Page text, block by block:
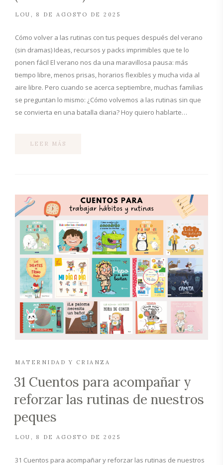
LOU 8 DE AGOSTO DE 2025
Cómo volver a las rutinas con tus peques después del verano
(sin dramas) Ideas, recursos y packs imprimibles que te lo
ponen fácil El verano nos da una maravillosa pausa: más
tiempo libre, menos prisas, horarios flexibles y mucha vida al
aire libre. Pero cuando se acerca septiembre, muchas familias
se preguntan lo mismo: ¿Cómo volvemos a las rutinas sin que
se convierta en una batalla diaria? Hoy quiero hablarte…
LEER MÁS
MATERNIDAD Y CRIANZA
31 Cuentos para acompañar y
reforzar las rutinas de nuestros
peques
LOU 8 DE AGOSTO DE 2025
31 Cuentos para acompañar y reforzar las rutinas de nuestros